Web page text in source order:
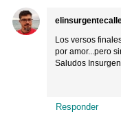
Los versos
por amor...pero
Saludos
Responder